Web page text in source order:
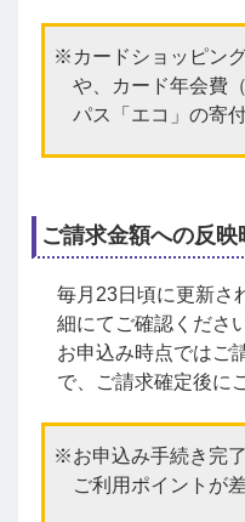
カードショッピン
や、カード年会費
パス「エコ」の寄
ご請求金額への反映
毎月23日頃に更新さ
細にてご確認ください
お申込み時点ではご
で、ご請求確定後に
お申込み手続き完
ご利用ポイントが